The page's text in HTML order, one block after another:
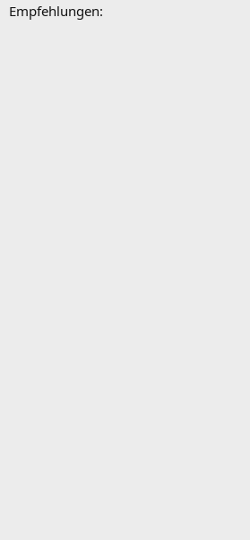
Empfehlungen: